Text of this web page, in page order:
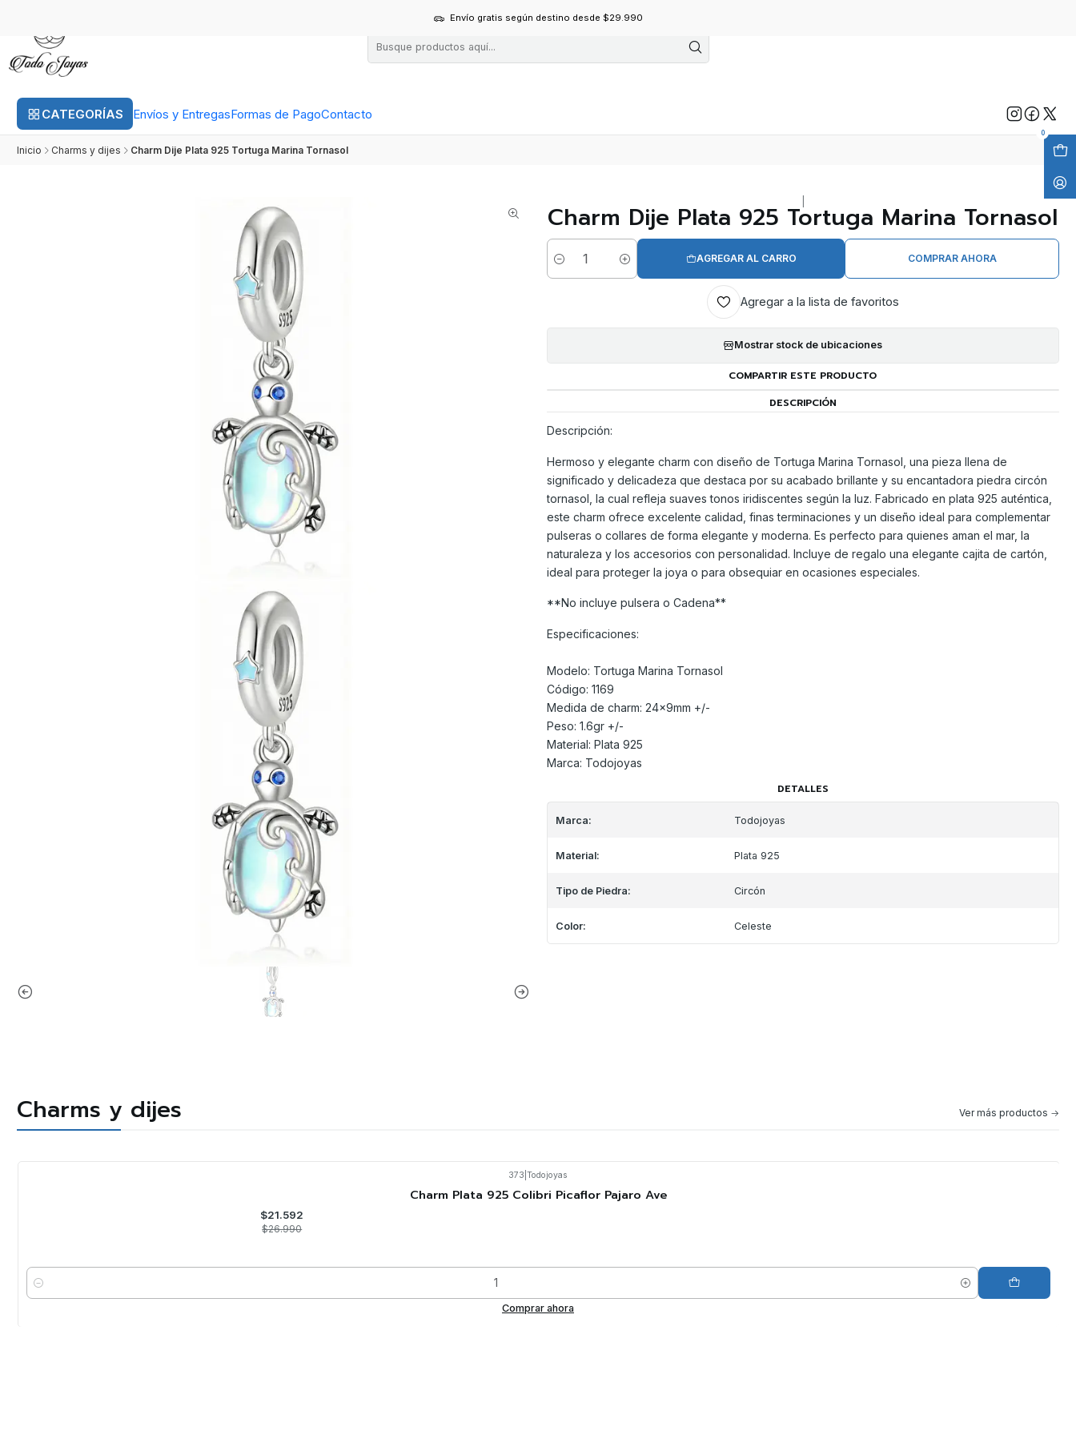
CATEGORÍAS Envíos y EntregasFormas de PagoContacto
0
Envío gratis según destino desde $29.990
Inicio Charms y dijes Charm Dije Plata 925 Tortuga Marina Tornasol
Charm Dije Plata 925 Tortuga Marina Tornasol
Cantidad
AGREGAR AL CARRO COMPRAR AHORA
Agregar a la lista de favoritos
Mostrar stock de ubicaciones
COMPARTIR ESTE PRODUCTO
DESCRIPCIÓN
Descripción:
Hermoso y elegante charm con diseño de Tortuga Marina Tornasol, una pieza llena de
significado y delicadeza que destaca por su acabado brillante y su encantadora piedra circón
tornasol, la cual refleja suaves tonos iridiscentes según la luz. Fabricado en plata 925 auténtica,
este charm ofrece excelente calidad, finas terminaciones y un diseño ideal para complementar
pulseras o collares de forma elegante y moderna. Es perfecto para quienes aman el mar, la
naturaleza y los accesorios con personalidad. Incluye de regalo una elegante cajita de cartón,
ideal para proteger la joya o para obsequiar en ocasiones especiales.
**No incluye pulsera o Cadena**
Especificaciones:
Modelo: Tortuga Marina Tornasol
Código: 1169
Medida de charm: 24x9mm +/-
Peso: 1.6gr +/-
Material: Plata 925
Marca: Todojoyas
DETALLES
Marca: Todojoyas
Material: Plata 925
Tipo de Piedra: Circón
Color: Celeste
Charms y dijes Ver más productos
373 Todojoyas
Charm Plata 925 Colibri Picaflor Pajaro Ave
$21.592
$26.990
Cantidad
Comprar ahora